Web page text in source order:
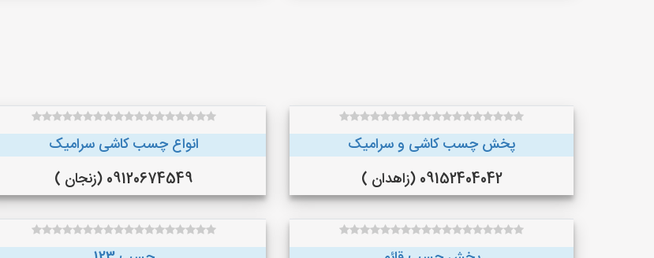
پخش چسب کاشی و سرامیک
09152404042 (زاهدان )
انواع چسب کاشی سرامیک
09120674549 (زنجان )